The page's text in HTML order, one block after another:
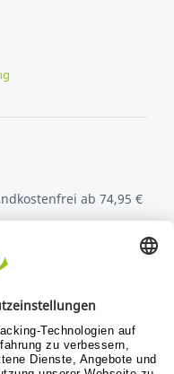
ab 74,95 €